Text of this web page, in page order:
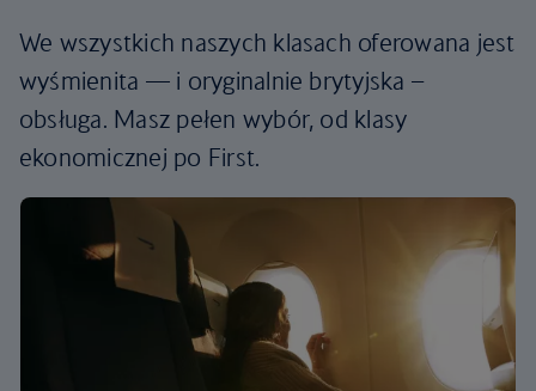
We wszystkich naszych klasach oferowana jest
wyśmienita — i oryginalnie brytyjska –
obsługa. Masz pełen wybór, od klasy
ekonomicznej po First.